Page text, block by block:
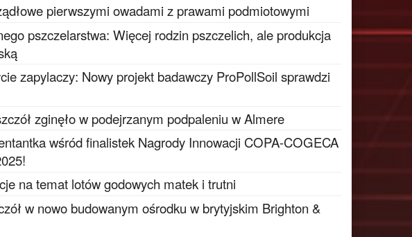
pierwszymi owadami z prawami podmiotowymi
pszczelarstwa: Więcej rodzin pszczelich, ale produkcja
zapylaczy: Nowy projekt badawczy ProPollSoil sprawdzi
zginęło w podejrzanym podpaleniu w Almere
wśród finalistek Nagrody Innowacji COPA-COGECA
na temat lotów godowych matek i trutni
w nowo budowanym ośrodku w brytyjskim Brighton &